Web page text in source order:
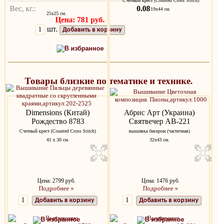
Вес, кг.:
0.08
Цена: 781 руб.
шт.
Добавить в корзину
В избранное
Товары близкие по тематике и технике.
Dimensions (Китай)
Рождество 8783
Счетный крест (Counted Cross Stitch)
41 х 30 см.
Абрис Арт (Украина)
Святвечер AB-221
вышивка бисером (частичная)
32х43 см.
25х25 см.
Цена: 2799 руб.
Подробнее »
Добавить в корзину
В избранное
19х44 см.
Цена: 1476 руб.
Подробнее »
Добавить в корзину
В избранное